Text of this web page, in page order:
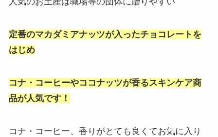
定番のマカダミアナッツが入ったチョコレートを
はじめ
コナ・コーヒーやココナッツが香るスキンケア商
品が人気です！
コナ・コーヒー、香りがとても良くてお気に入り